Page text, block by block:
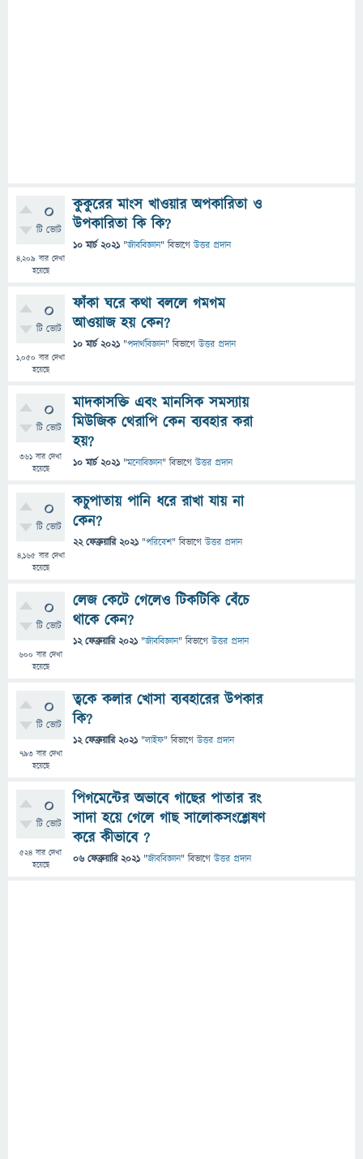
0
টি ভোট
4,209 বার দেখা
হয়েছে
কুকুরের মাংস খাওয়ার অপকারিতা ও
উপকারিতা কি কি?
10 মার্চ 2021 "জীববিজ্ঞান" বিভাগে উত্তর প্রদান
0
টি ভোট
1,050 বার দেখা
হয়েছে
ফাঁকা ঘরে কথা বললে গমগম
আওয়াজ হয় কেন?
10 মার্চ 2021 "পদার্থবিজ্ঞান" বিভাগে উত্তর প্রদান
0
টি ভোট
361 বার দেখা
হয়েছে
মাদকাসক্তি এবং মানসিক সমস্যায়
মিউজিক থেরাপি কেন ব‍্যবহার করা
হয়?
10 মার্চ 2021 "মনোবিজ্ঞান" বিভাগে উত্তর প্রদান
0
টি ভোট
4,165বার দেখা
হয়েছে
কচুপাতায় পানি ধরে রাখা যায় না
কেন?
22 ফেব্রুয়ারি 2021 "পরিবেশ" বিভাগে উত্তর প্রদান
0
টি ভোট
600 বার দেখা
হয়েছে
লেজ কেটে গেলেও টিকটিকি বেঁচে
থাকে কেন?
12 ফেব্রুয়ারি 2021 "জীববিজ্ঞান" বিভাগে উত্তর প্রদান
0
টি ভোট
793বার দেখা
হয়েছে
ত্বকে কলার খোসা ব‍্যবহারের উপকার
কি?
12 ফেব্রুয়ারি 2021 "লাইফ" বিভাগে উত্তর প্রদান
0
টি ভোট
524 বার দেখা
হয়েছে
পিগমেন্টের অভাবে গাছের পাতার রং
সাদা হয়ে গেলে গাছ সালোকসংশ্লেষণ
করে কীভাবে ?
06 ফেব্রুয়ারি 2021 "জীববিজ্ঞান" বিভাগে উত্তর প্রদান